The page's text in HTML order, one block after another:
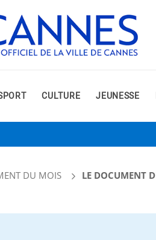
CULTURE JEUNESSE
DU MOIS LE DOCUMENT